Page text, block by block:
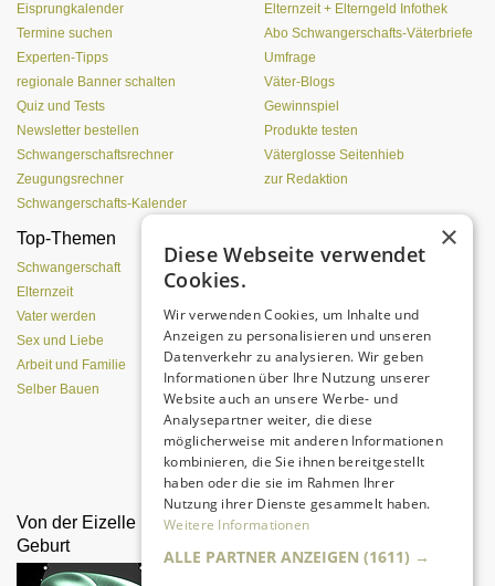
Eisprungkalender
Termine suchen
Experten-Tipps
regionale Banner schalten
Quiz und Tests
Newsletter bestellen
Schwangerschaftsrechner
Zeugungsrechner
Schwangerschafts-Kalender
Elternzeit + Elterngeld Infothek
Abo Schwangerschafts-Väterbriefe
Umfrage
Väter-Blogs
Gewinnspiel
Produkte testen
Väterglosse Seitenhieb
zur Redaktion
Top-Themen
Schwangerschaft
Elternzeit
Vater werden
Sex und Liebe
Arbeit und Familie
Selber Bauen
(Pizzaofen) selber bauen
Da sind Kinder mit Begeisterung
dabei.
Von der Eizelle bis zur
Geburt
"Appetit auf Bewegung
×
Diese Webseite verwendet
Cookies.
Wir verwenden Cookies, um Inhalte und
Anzeigen zu personalisieren und unseren
Datenverkehr zu analysieren. Wir geben
Informationen über Ihre Nutzung unserer
Website auch an unsere Werbe- und
Analysepartner weiter, die diese
möglicherweise mit anderen Informationen
kombinieren, die Sie ihnen bereitgestellt
haben oder die sie im Rahmen Ihrer
Nutzung ihrer Dienste gesammelt haben.
Weitere Informationen
ALLE PARTNER ANZEIGEN (1611) →